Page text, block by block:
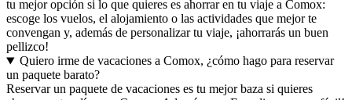
tu mejor opción si lo que quieres es ahorrar en tu viaje a Comox:
escoge los vuelos, el alojamiento o las actividades que mejor te
convengan y, además de personalizar tu viaje, ¡ahorrarás un buen
pellizco!
Quiero irme de vacaciones a Comox, ¿cómo hago para reservar
un paquete barato?
Reservar un paquete de vacaciones es tu mejor baza si quieres